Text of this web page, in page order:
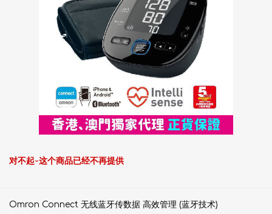
对不起-这个商品已经不再提供
Omron Connect 无线蓝牙传数据 高效管理 (蓝牙技术)